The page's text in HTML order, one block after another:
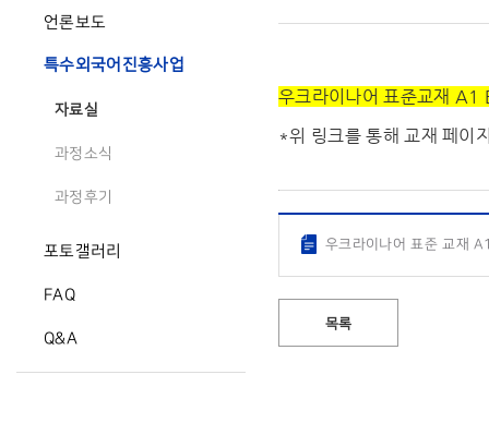
언론보도
특수외국어진흥사업
자료실
과정소식
과정후기
포토갤러리
FAQ
Q&A
우크라이나어 표준교재 A1
*위 링크를 통해 교재 페이
우크라이나어 표준 교재
목록